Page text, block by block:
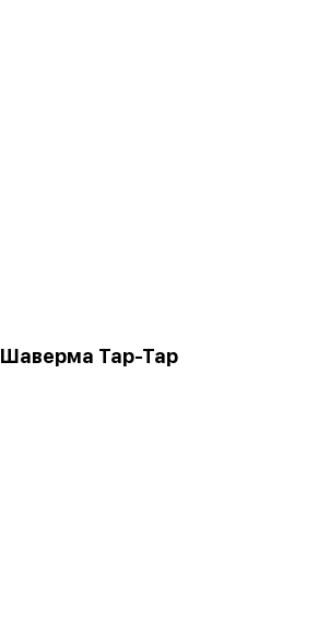
Шаверма Тар-Тар